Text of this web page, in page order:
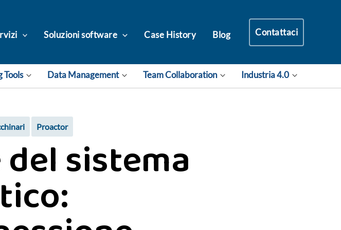
Soluzioni software Case History Blog Contattaci
Tools Data Management Team Collaboration Industria 4.0
Proactor
sistema